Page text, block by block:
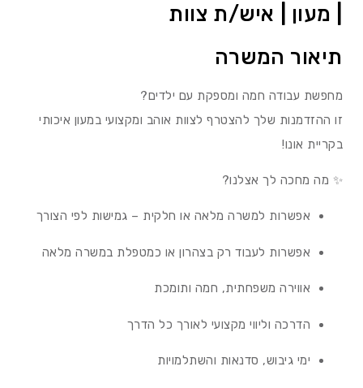
| מעון | איש/ת צוות
תיאור המשרה
מחפשת עבודה חמה ומספקת עם ילדים?
זו ההזדמנות שלך להצטרף לצוות אוהב ומקצועי במעון איכותי
בקריית אונו!
✨ מה מחכה לך אצלנו?
אפשרות למשרה מלאה או חלקית – גמישות לפי הצורך
אפשרות לעבוד רק בצהרון או כמטפלת במשרה מלאה
אווירה משפחתית, חמה ותומכת
הדרכה וליווי מקצועי לאורך כל הדרך
ימי גיבוש, סדנאות והשתלמויות